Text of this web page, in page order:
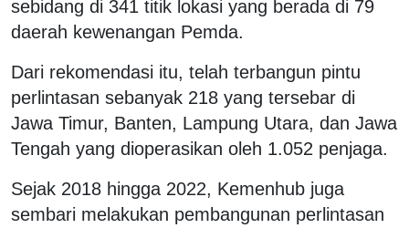
sebidang di 341 titik lokasi yang berada di 79
daerah kewenangan Pemda.
Dari rekomendasi itu, telah terbangun pintu
perlintasan sebanyak 218 yang tersebar di
Jawa Timur, Banten, Lampung Utara, dan Jawa
Tengah yang dioperasikan oleh 1.052 penjaga.
Sejak 2018 hingga 2022, Kemenhub juga
sembari melakukan pembangunan perlintasan